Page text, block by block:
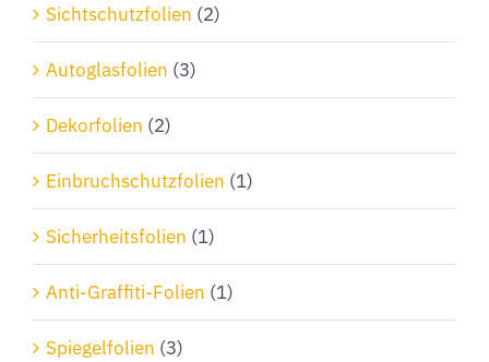
werden
Sichtschutzfolien (2)
Autoglasfolien (3)
Dekorfolien (2)
Einbruchschutzfolien (1)
Sicherheitsfolien (1)
Anti-Graffiti-Folien (1)
Spiegelfolien (3)